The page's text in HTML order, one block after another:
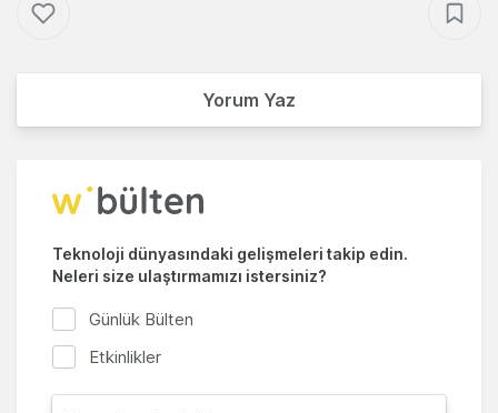
Yorum Yaz
Teknoloji dünyasındaki gelişmeleri takip edin.
Neleri size ulaştırmamızı istersiniz?
Günlük Bülten
Etkinlikler